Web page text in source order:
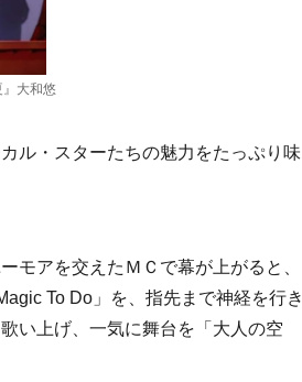
』大和悠
ル・スターたちの魅力をたっぷり味
モアを交えたＭＣで幕が上がると、
To Do」を、指先まで神経を行き
い上げ、一気に舞台を「大人の空